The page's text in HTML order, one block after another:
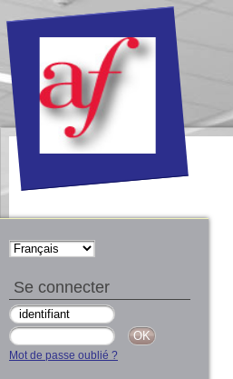
Se connecter
Mot de passe oublié ?